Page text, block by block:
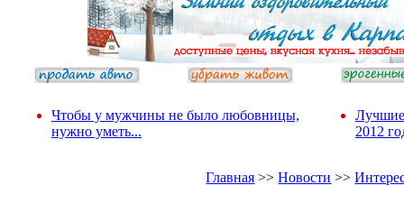
Чтобы у мужчины не было любовницы,
нужно уметь...
Лучшие
2012
Главная >>Новости >>